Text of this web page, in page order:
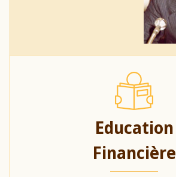
Education
Financière